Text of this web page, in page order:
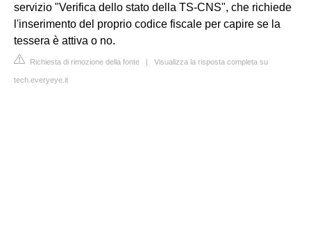
servizio "Verifica dello stato della TS-CNS", che richiede
l'inserimento del proprio codice fiscale per capire se la
tessera è attiva o no.
Richiesta di rimozione della fonte | Visualizza la risposta completa su
tech.everyeye.it